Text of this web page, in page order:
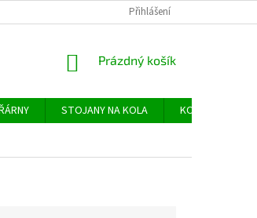
PODMÍNKY OCHRANY OSOBNÍCH ÚDAJŮ
Přihlášení
NÁKUPNÍ
Prázdný košík
STOJANY NA KOLA KONTAKTY